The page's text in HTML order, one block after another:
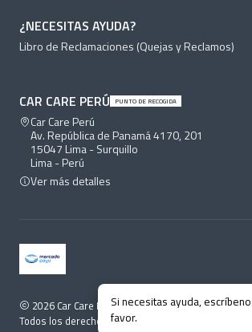
¿NECESITAS AYUDA?
Libro de Reclamaciones (Quejas y Reclamos)
CAR CARE PERÚ PUNTO DE RECOGIDA
Car Care Perú
Av. República de Panamá 4170, 201
15047 Lima - Surquillo
Lima - Perú
Ver más detalles
2026 Car Care Perú.
Todos los derechos reservados.
Si necesitas ayuda,
favor.